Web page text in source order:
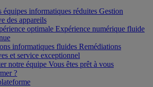
équipes informatiques réduites Gestion
des appareils
optimale Expérience numérique fluide
informatiques fluides Remédiations
et service exceptionnel
notre équipe Vous êtes prêt à vous
?